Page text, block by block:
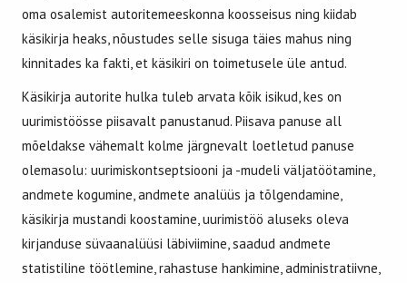
oma osalemist autoritemeeskonna koosseisus ning kiidab
käsikirja heaks, nõustudes selle sisuga täies mahus ning
kinnitades ka fakti, et käsikiri on toimetusele üle antud.
Käsikirja autorite hulka tuleb arvata kõik isikud, kes on
uurimistöösse piisavalt panustanud. Piisava panuse all
mõeldakse vähemalt kolme järgnevalt loetletud panuse
olemasolu: uurimiskontseptsiooni ja -mudeli väljatöötamine,
andmete kogumine, andmete analüüs ja tõlgendamine,
käsikirja mustandi koostamine, uurimistöö aluseks oleva
kirjanduse süvaanalüüsi läbiviimine, saadud andmete
statistiline töötlemine, rahastuse hankimine, administratiivne,